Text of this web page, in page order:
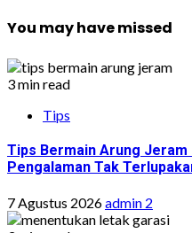
You may have missed
3 min read
Tips
Tips Bermain Arung Jeram
Pengalaman Tak
7 Agustus 2026admin 2